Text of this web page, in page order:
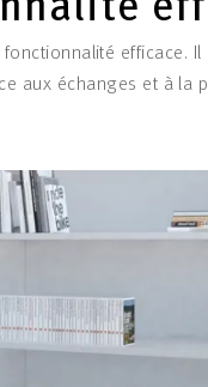
fonctionnalité efficace.
aux échanges et à la